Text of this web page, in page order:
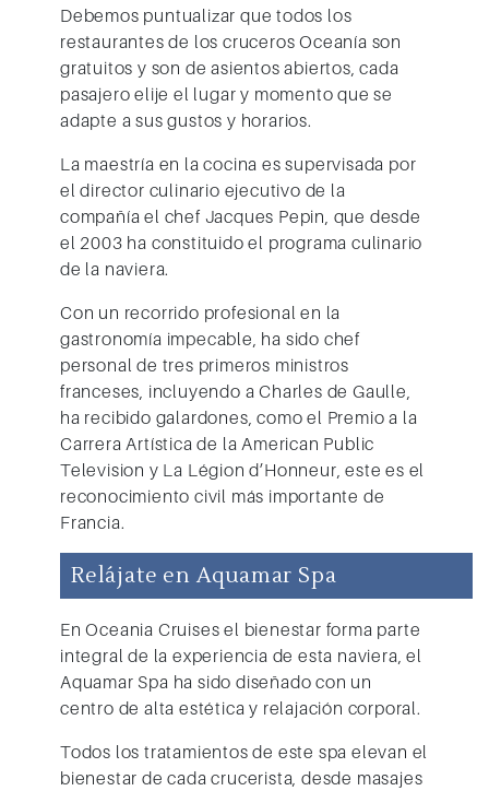
Debemos puntualizar que todos los
restaurantes de los cruceros Oceanía son
gratuitos y son de asientos abiertos, cada
pasajero elije el lugar y momento que se
adapte a sus gustos y horarios.
La maestría en la cocina es supervisada por
el director culinario ejecutivo de la
compañía el chef Jacques Pepin, que desde
el 2003 ha constituido el programa culinario
de la naviera.
Con un recorrido profesional en la
gastronomía impecable, ha sido chef
personal de tres primeros ministros
franceses, incluyendo a Charles de Gaulle,
ha recibido galardones, como el Premio a la
Carrera Artística de la American Public
Television y La Légion d’Honneur, este es el
reconocimiento civil más importante de
Francia.
Relájate en Aquamar Spa
EnOceania Cruises el bienestar forma parte
integral de la experiencia de esta naviera, el
Aquamar Spa ha sido diseñado con un
centro de alta estética y relajación corporal.
Todos los tratamientos de este spa elevan el
bienestar de cada crucerista, desde masajes